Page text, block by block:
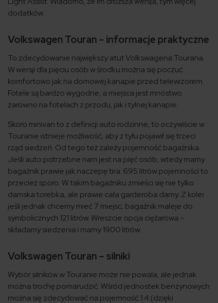
dodatków.
Volkswagen Touran – informacje praktyczne
To zdecydowanie największy atut Volkswagena Tourana.
W wersji dla pięciu osób w środku można się poczuć
komfortowo jak na domowej kanapie przed telewizorem.
Fotele są bardzo wygodne, a miejsca jest mnóstwo
zarówno na fotelach z przodu, jak i tylnej kanapie.
Skoro minivan to z definicji auto rodzinne, to oczywiście w
Touranie istnieje możliwość, aby z tyłu pojawił się trzeci
rząd siedzeń. Od tego też zależy pojemność bagażnika.
Jeśli auto potrzebne nam jest na pięć osób, wtedy mamy
bagażnik prawie jak naczepę tira. 695 litrów pojemności to
przecież sporo. W takim bagażniku zmieści się nie tylko
damska torebka, ale prawie cała garderoba damy. Z kolei
jeśli jednak chcemy mieć 7 miejsc, bagażnik maleje do
symbolicznych 121 litrów. Wreszcie opcja ciężarowa –
składamy siedzenia i mamy 1900 litrów.
Volkswagen Touran – silniki
Wybór silników w Touranie może nie powala, ale jednak
można trochę pomarudzić. Wśród jednostek benzynowych
można się zdecydować na pojemność 1.4 (dzięki